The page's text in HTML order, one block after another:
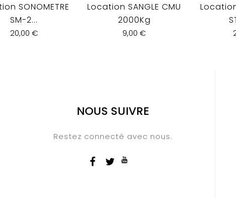
SONOMETRE
SM-2...
20,00 €
Location SANGLE CMU
2000Kg
9,00 €
NOUS SUIVRE
Restez connecté avec nous.